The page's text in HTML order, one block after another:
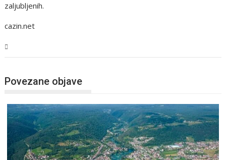
zaljubljenih.
cazin.net
Povezane objave